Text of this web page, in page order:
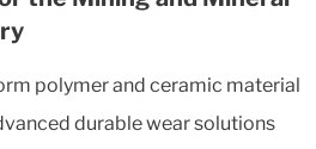
polymer and ceramic material
durable wear solutions